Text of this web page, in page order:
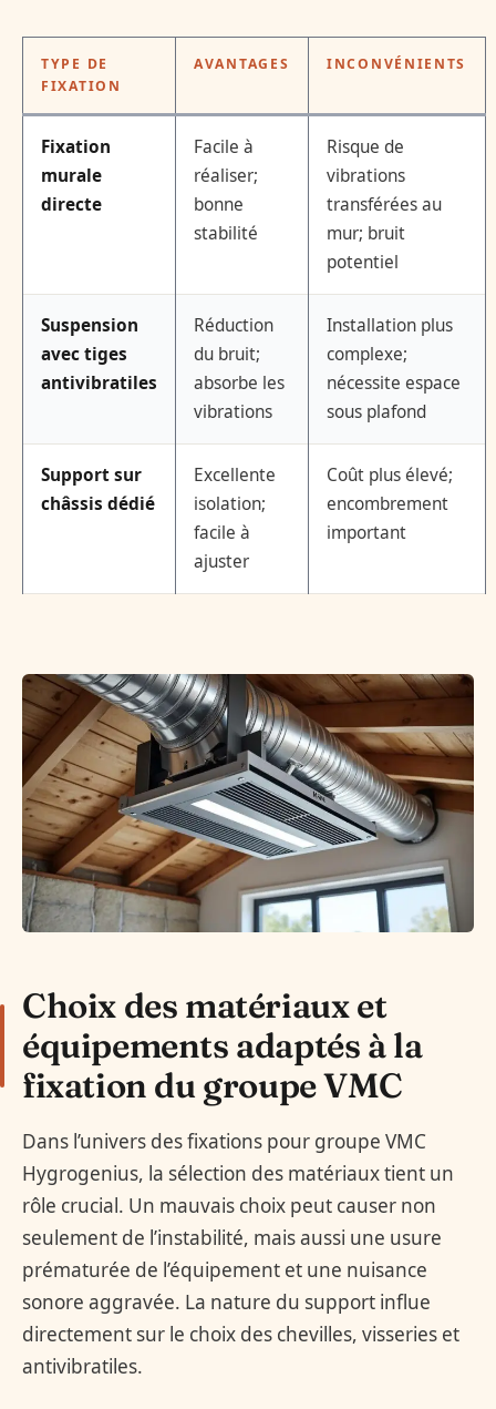
TYPE DE
FIXATION
AVANTAGES INCONVÉNIENTS
Fixation
murale
directe
Facile à
réaliser;
bonne
stabilité
Risque de
vibrations
transférées au
mur; bruit
potentiel
Suspension
avec tiges
antivibratiles
Réduction
du bruit;
absorbe les
vibrations
Installation plus
complexe;
nécessite espace
sous plafond
Support sur
châssis dédié
Excellente
isolation;
facile à
ajuster
Coût plus élevé;
encombrement
important
Choix des matériaux et
équipements adaptés à la
fixation du groupe VMC
Dans l’univers des fixations pour groupe VMC
Hygrogenius, la sélection des matériaux tient un
rôle crucial. Un mauvais choix peut causer non
seulement de l’instabilité, mais aussi une usure
prématurée de l’équipement et une nuisance
sonore aggravée. La nature du support influe
directement sur le choix des chevilles, visseries et
antivibratiles.